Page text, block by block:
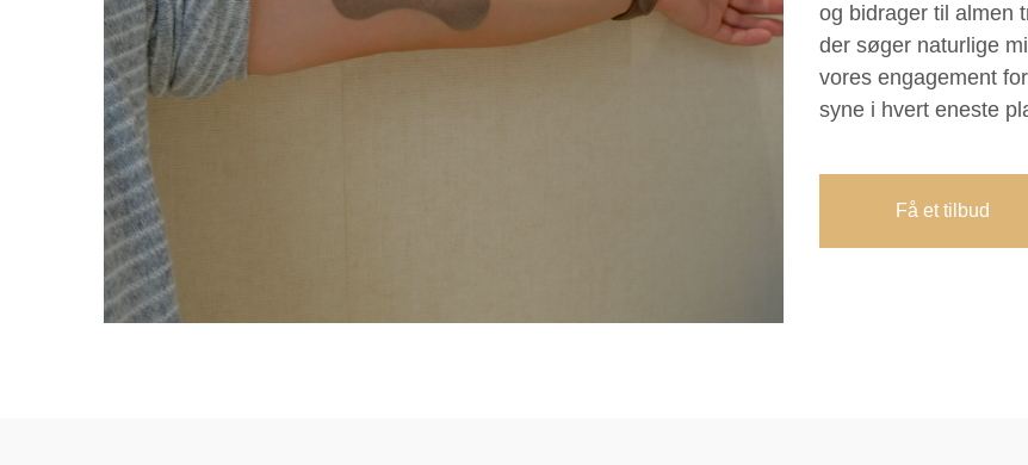
og bidrager til almen
der søger naturlige
vores engagement
syne i hvert eneste
Få et tilbud